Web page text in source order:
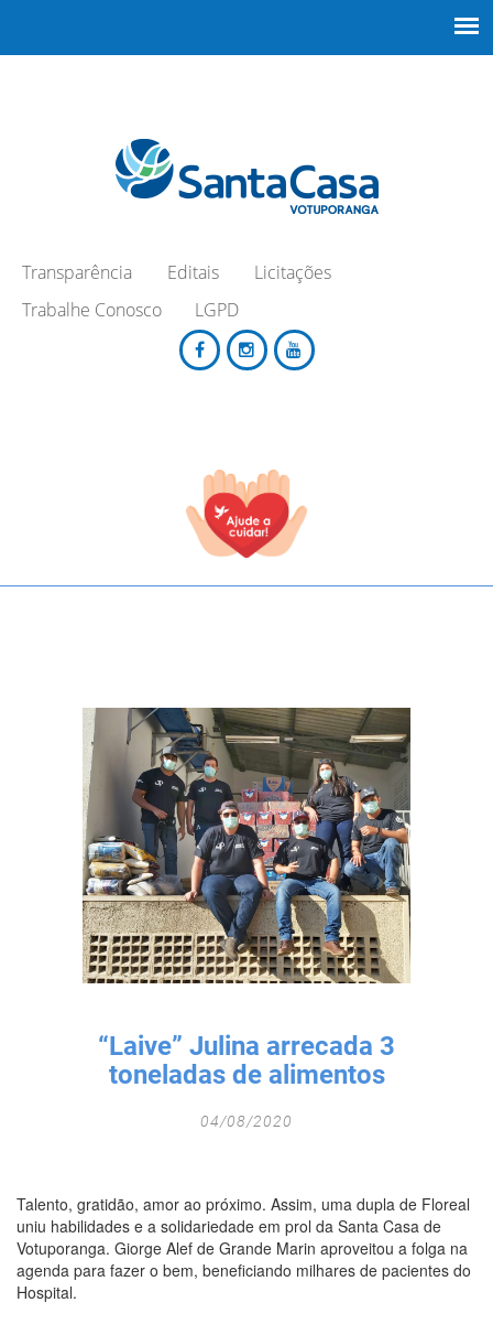
Transparência Editais
Licitações
Trabalhe Conosco
LGPD
TODOS OS CAMPOS SÃO OBRIGATÓRIOS.
“Laive” Julina arrecada 3
toneladas de alimentos
04/08/2020
Talento, gratidão, amor ao próximo. Assim, uma dupla de Floreal
uniu habilidades e a solidariedade em prol da Santa Casa de
Votuporanga. Giorge Alef de Grande Marin aproveitou a folga na
agenda para fazer o bem, beneficiando milhares de pacientes do
Hospital.